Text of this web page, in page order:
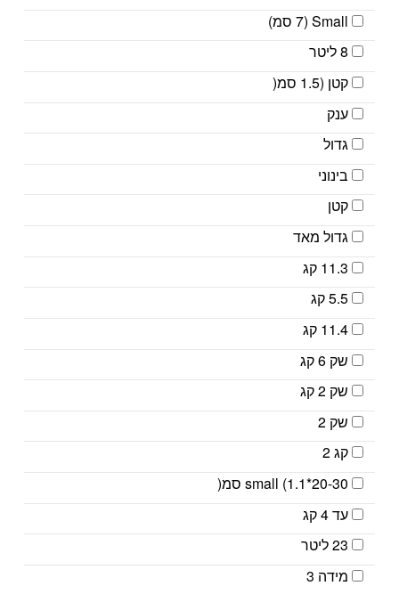
Small (7 סמ)
8 ליטר
קטן (1.5 סמ(
ענק
גדול
בינוני
קטן
גדול מאד
11.3 קג
5.5 קג
11.4 קג
שק 6 קג
שק 2 קג
שק 2
קג 2
small (1.1*20-30 סמ(
עד 4 קג
23 ליטר
מידה 3